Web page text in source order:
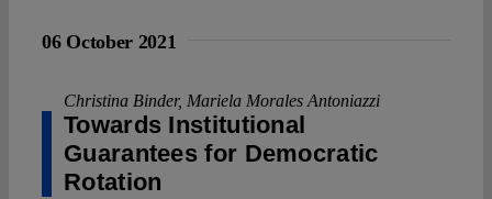
06 October 2021
Christina Binder, Mariela Morales Antoniazzi
Towards Institutional
Guarantees for Democratic
Rotation